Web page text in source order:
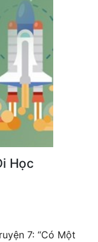
Học
7: “có Một